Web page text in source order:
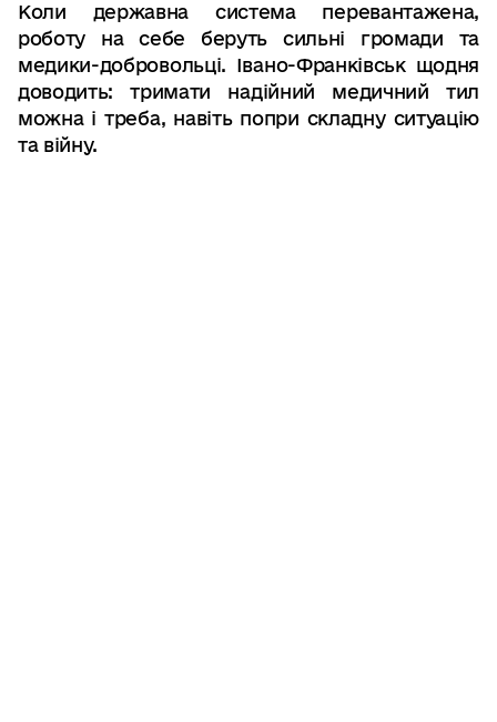
Коли державна система перевантажена,
роботу на себе беруть сильні громади та
медики-добровольці. Івано-Франківськ щодня
доводить: тримати надійний медичний тил
можна і треба, навіть попри складну ситуацію
та війну.